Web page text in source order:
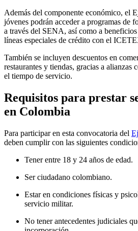
Además del componente económico, el
jóvenes podrán acceder a programas de
a través del SENA, así como a
líneas especiales de crédito con el
También se incluyen descuentos en
restaurantes y tiendas, gracias a alianzas
el tiempo de servicio.
Requisitos para prestar
en Colombia
Para participar en esta convocatoria del
deben cumplir con las siguientes
Tener entre 18 y 24 años de edad.
Ser ciudadano colombiano.
Estar en condiciones físicas y
servicio militar.
No tener antecedentes judiciales